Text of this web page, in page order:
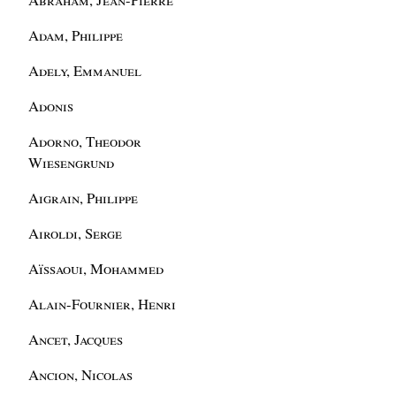
Adam, Philippe
Adely, Emmanuel
Adonis
Adorno, Theodor
Wiesengrund
Aigrain, Philippe
Airoldi, Serge
Aïssaoui, Mohammed
Alain-Fournier, Henri
Ancet, Jacques
Ancion, Nicolas